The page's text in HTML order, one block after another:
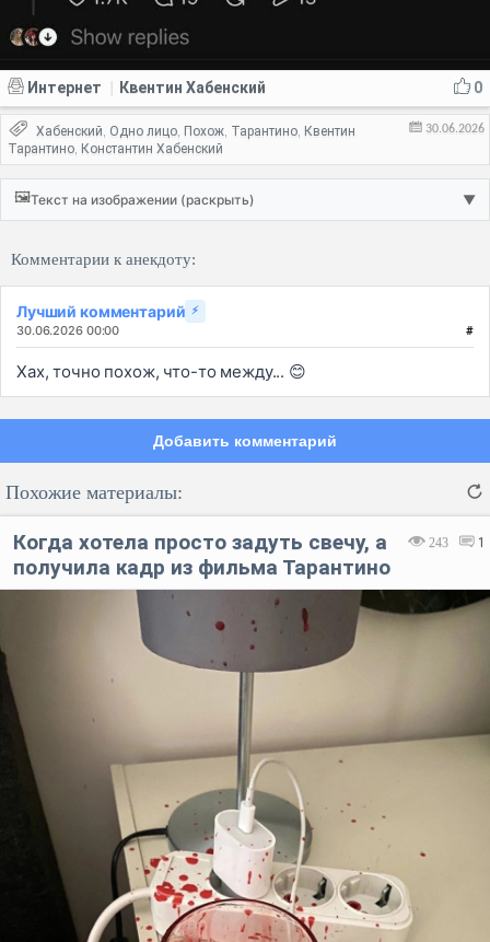
0
Интернет Квентин Хабенский
30.06.2026
Хабенский, Одно лицо, Похож, Тарантино, Квентин
Тарантино, Константин Хабенский
🖼️Текст на изображении (раскрыть) ▼
Комментарии к анекдоту:
Лучший комментарий ⚡
30.06.2026 00:00 #
Хах, точно похож, что-то между... 😊
Добавить комментарий
Отмена
Похожие материалы:
243 1
Когда хотела просто задуть свечу, а
получила кадр из фильма Тарантино